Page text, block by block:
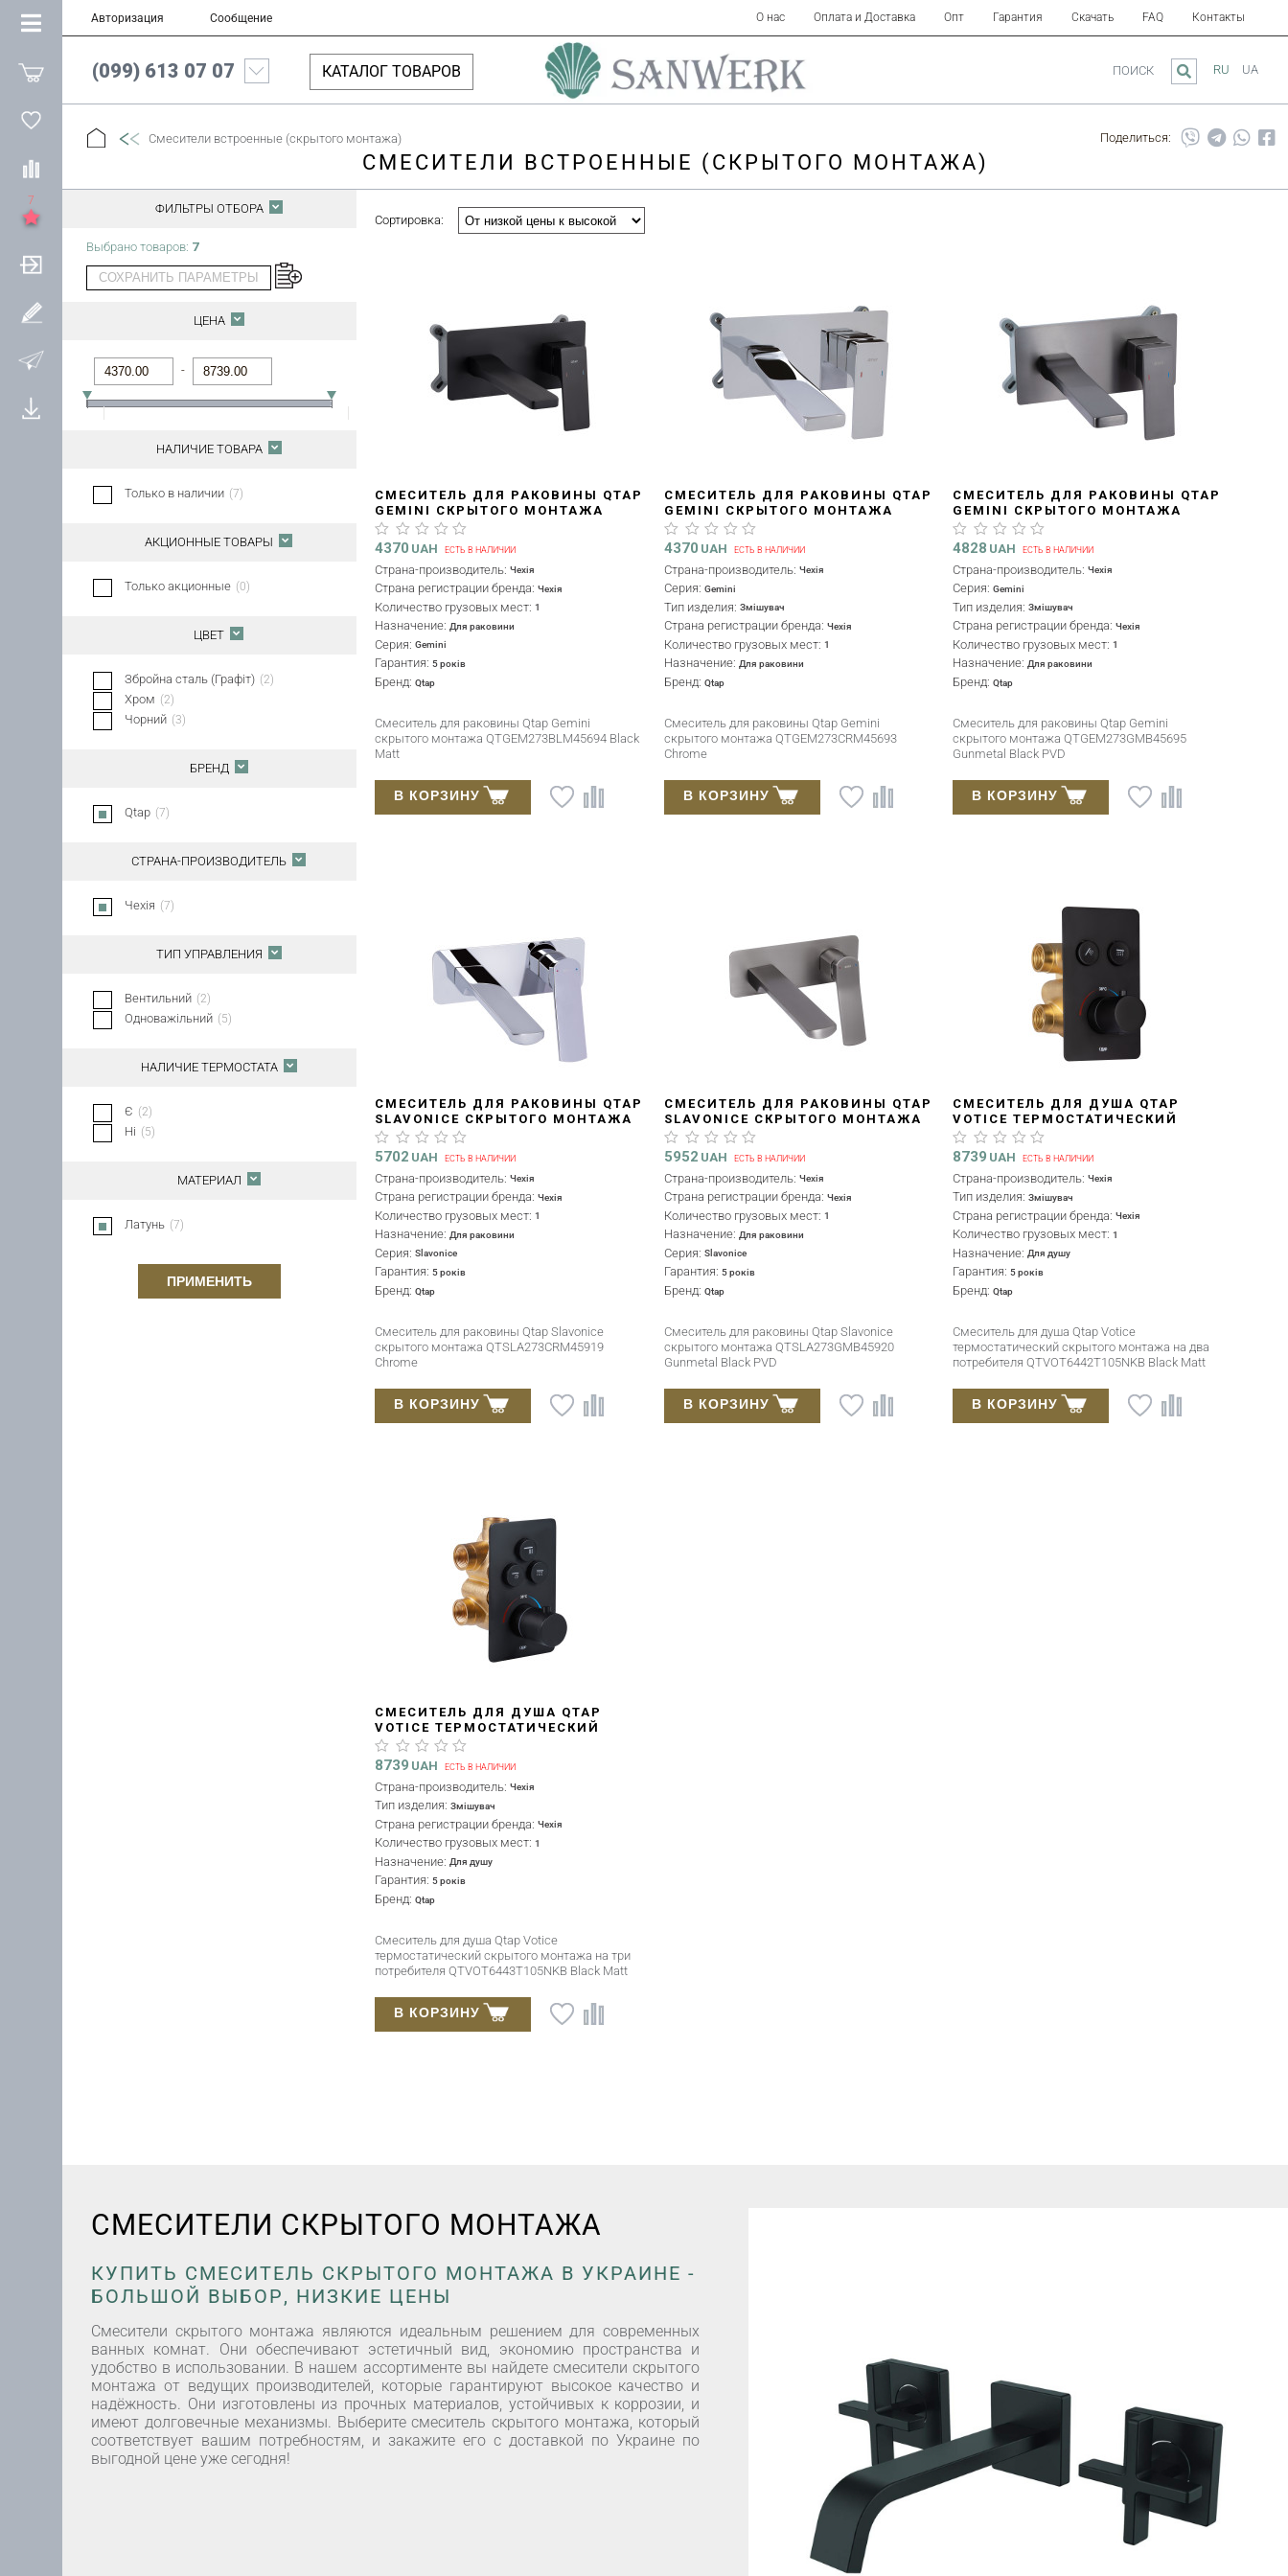
7
Авторизация Сообщение О нас Оплата и Доставка Опт Гарантия Скачать FAQ Контакты
КАТАЛОГ ТОВАРОВ
(099) 613 07 07 RU UA
ПОИСК
Смесители встроенные (скрытого монтажа) Поделиться:
СМЕСИТЕЛИ ВСТРОЕННЫЕ (СКРЫТОГО МОНТАЖА)
ФИЛЬТРЫ ОТБОРА
Выбрано товаров: 7
СОХРАНИТЬ ПАРАМЕТРЫ
ЦЕНА
-
НАЛИЧИЕ ТОВАРА
Только в наличии (7)
АКЦИОННЫЕ ТОВАРЫ
Только акционные (0)
ЦВЕТ
Збройна сталь (Графіт) (2)
Хром (2)
Чорний (3)
БРЕНД
Qtap (7)
СТРАНА-ПРОИЗВОДИТЕЛЬ
Чехія (7)
ТИП УПРАВЛЕНИЯ
Вентильний (2)
Одноважільний (5)
НАЛИЧИЕ ТЕРМОСТАТА
Є (2)
Ні (5)
МАТЕРИАЛ
Латунь (7)
ПРИМЕНИТЬ
Сортировка:
СМЕСИТЕЛЬ ДЛЯ РАКОВИНЫ QTAP
GEMINI СКРЫТОГО МОНТАЖА
QTGEM273BLM45694 BLACK MATT
4370 UAH ЕСТЬ В НАЛИЧИИ
Страна-производитель:Чехія
Страна регистрации бренда:Чехія
Количество грузовых мест:1
Назначение:Для раковини
Серия:Gemini
Гарантия:5 років
Бренд:Qtap
Смеситель для раковины Qtap Gemini
скрытого монтажа QTGEM273BLM45694 Black
Matt
В КОРЗИНУ
СМЕСИТЕЛЬ ДЛЯ РАКОВИНЫ QTAP
GEMINI СКРЫТОГО МОНТАЖА
QTGEM273CRM45693 CHROME
4370 UAH ЕСТЬ В НАЛИЧИИ
Страна-производитель: Чехія
Серия: Gemini
Тип изделия: Змішувач
Страна регистрации бренда: Чехія
Количество грузовых мест: 1
Назначение: Для раковини
Бренд: Qtap
Смеситель для раковины Qtap Gemini
скрытого монтажа QTGEM273CRM45693
Chrome
В КОРЗИНУ
СМЕСИТЕЛЬ ДЛЯ РАКОВИНЫ QTAP
GEMINI СКРЫТОГО МОНТАЖА
QTGEM273GMB45695 GUNMETAL
BLACK PVD
4828 UAH ЕСТЬ В НАЛИЧИИ
Страна-производитель:Чехія
Серия:Gemini
Тип изделия:Змішувач
Страна регистрации бренда:Чехія
Количество грузовых мест:1
Назначение:Для раковини
Бренд:Qtap
Смеситель для раковины Qtap Gemini
скрытого монтажа QTGEM273GMB45695
Gunmetal Black PVD
В КОРЗИНУ
СМЕСИТЕЛЬ ДЛЯ РАКОВИНЫ QTAP
SLAVONICE СКРЫТОГО МОНТАЖА
QTSLA273CRM45919 CHROME
5702 UAH ЕСТЬ В НАЛИЧИИ
Страна-производитель:Чехія
Страна регистрации бренда:Чехія
Количество грузовых мест:1
Назначение:Для раковини
Серия:Slavonice
Гарантия:5 років
Бренд:Qtap
Смеситель для раковины Qtap Slavonice
скрытого монтажа QTSLA273CRM45919
Chrome
В КОРЗИНУ
СМЕСИТЕЛЬ ДЛЯ РАКОВИНЫ QTAP
SLAVONICE СКРЫТОГО МОНТАЖА
QTSLA273GMB45920 GUNMETAL
BLACK PVD
5952 UAH ЕСТЬ В НАЛИЧИИ
Страна-производитель: Чехія
Страна регистрации бренда: Чехія
Количество грузовых мест: 1
Назначение: Для раковини
Серия: Slavonice
Гарантия: 5 років
Бренд: Qtap
Смеситель для раковины Qtap Slavonice
скрытого монтажа QTSLA273GMB45920
Gunmetal Black PVD
В КОРЗИНУ
СМЕСИТЕЛЬ ДЛЯ ДУША QTAP
VOTICE ТЕРМОСТАТИЧЕСКИЙ
СКРЫТОГО МОНТАЖА НА ДВА
ПОТРЕБИТЕЛЯ QTVOT6442T105NKB
BLACK MATT
8739 UAH ЕСТЬ В НАЛИЧИИ
Страна-производитель:Чехія
Тип изделия:Змішувач
Страна регистрации бренда:Чехія
Количество грузовых мест:1
Назначение:Для душу
Гарантия:5 років
Бренд:Qtap
Смеситель для душа Qtap Votice
термостатический скрытого монтажа на два
потребителя QTVOT6442T105NKB Black Matt
В КОРЗИНУ
СМЕСИТЕЛЬ ДЛЯ ДУША QTAP
VOTICE ТЕРМОСТАТИЧЕСКИЙ
СКРЫТОГО МОНТАЖА НА ТРИ
ПОТРЕБИТЕЛЯ QTVOT6443T105NKB
BLACK MATT
8739 UAH ЕСТЬ В НАЛИЧИИ
Страна-производитель:Чехія
Тип изделия:Змішувач
Страна регистрации бренда:Чехія
Количество грузовых мест:1
Назначение:Для душу
Гарантия:5 років
Бренд:Qtap
Смеситель для душа Qtap Votice
термостатический скрытого монтажа на три
потребителя QTVOT6443T105NKB Black Matt
В КОРЗИНУ
СМЕСИТЕЛИ СКРЫТОГО МОНТАЖА
КУПИТЬ СМЕСИТЕЛЬ СКРЫТОГО МОНТАЖА В УКРАИНЕ -
БОЛЬШОЙ ВЫБОР, НИЗКИЕ ЦЕНЫ
Смесители скрытого монтажа являются идеальным решением для современных
ванных комнат. Они обеспечивают эстетичный вид, экономию пространства и
удобство в использовании. В нашем ассортименте вы найдете смесители скрытого
монтажа от ведущих производителей, которые гарантируют высокое качество и
надёжность. Они изготовлены из прочных материалов, устойчивых к коррозии, и
имеют долговечные механизмы. Выберите смеситель скрытого монтажа, который
соответствует вашим потребностям, и закажите его с доставкой по Украине по
выгодной цене уже сегодня!